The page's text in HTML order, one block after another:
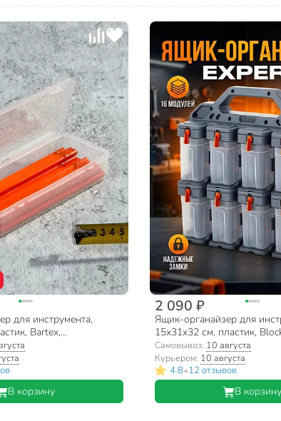
для инструмента,
Bartex,
В корзину
2 090 ₽
Ящик-органайзер для
15х31х32 см, пластик,
пластиковый замок, серо-
оранжевый, BR395012026
Самовывоз: 10 августа
Курьером: 10 августа
4.8•12 отзывов
В корзину